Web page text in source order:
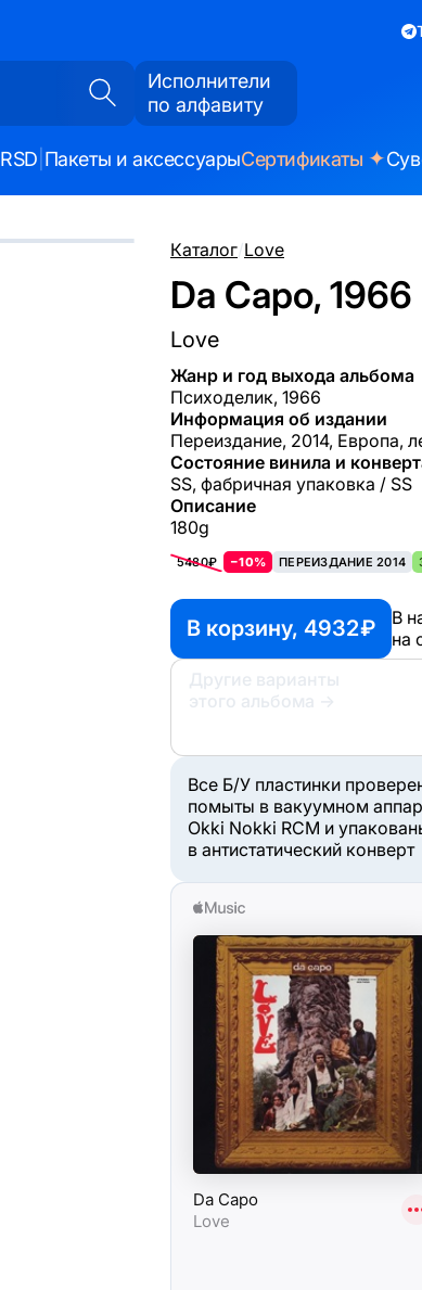
Исполнители
по алфавиту
RSD Пакеты и аксессуарыСертификаты ✦
Каталог/Love
Da Capo, 1966
Love
Жанр и год выхода альбома
Психоделик, 1966
Информация об издании
Переиздание, 2014, Европа,
Состояние винила и
SS, фабричная упаковка / SS
Описание
180g
5480₽ −10% ПЕРЕИЗДАНИЕ 2014
В корзину, 4932 ₽
В
на
Другие варианты
этого альбома
→
Все Б/У пластинки
помыты в вакуумном
Okki Nokki RCM и
в антистатический конверт